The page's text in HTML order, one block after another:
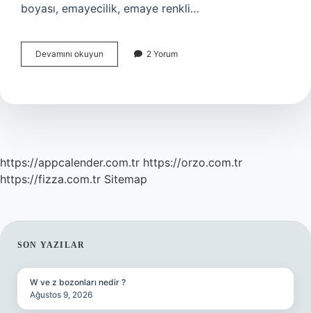
boyası, emayecilik, emaye renkli…
Devamını okuyun
Sanatı
2 Yorum
https://appcalender.com.tr https://orzo.com.tr
https://fizza.com.tr Sitemap
SIDEBAR
SON YAZILAR
W ve z bozonları nedir ?
Ağustos 9, 2026